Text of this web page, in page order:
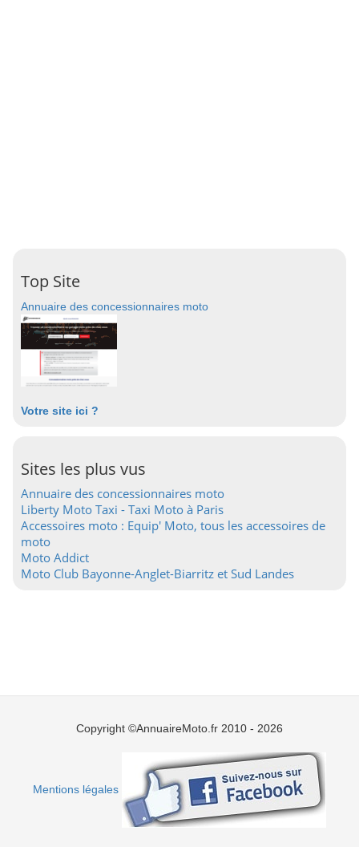
Top Site
Annuaire des concessionnaires moto
Votre site ici ?
Sites les plus vus
Annuaire des concessionnaires moto
Liberty Moto Taxi - Taxi Moto à Paris
Accessoires moto : Equip' Moto, tous les accessoires de
moto
Moto Addict
Moto Club Bayonne-Anglet-Biarritz et Sud Landes
Copyright ©AnnuaireMoto.fr 2010 - 2026
Mentions légales